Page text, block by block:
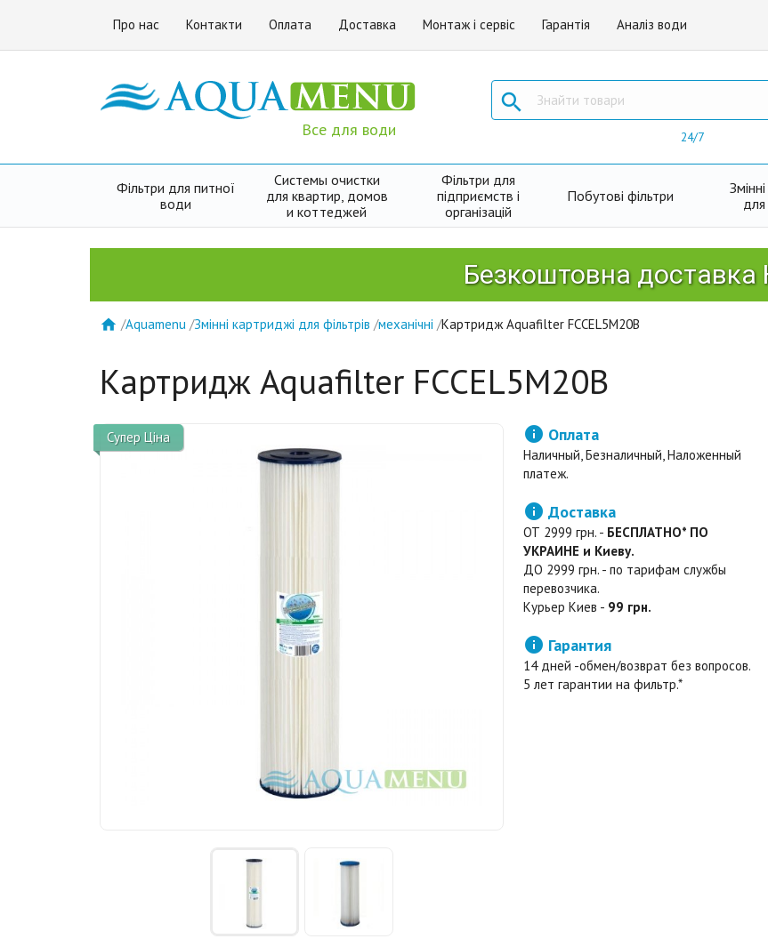
Про нас Контакти Оплата Доставка Монтаж і сервіс Гарантія Аналіз води
Все для води

24/7
Фільтри для питної
води
Системы очистки
для квартир, домов
и коттеджей
Фільтри для
підприємств і
організацій
Побутові фільтри
для
Безкоштовна доставка
 /Aquamenu /Змінні картриджі для фільтрів /механічні /Картридж Aquafilter FCCEL5M20B
Картридж Aquafilter FCCEL5M20B
Супер Ціна  Оплата
Наличный, Безналичный, Наложенный
платеж.
 Доставка
ОТ 2999 грн. - БЕСПЛАТНО* ПО
УКРАИНЕ и Киеву.
ДО 2999 грн. - по тарифам службы
перевозчика.
Курьер Киев - 99 грн.
 Гарантия
14 дней -обмен/возврат без вопросов.
5 лет гарантии на фильтр.*